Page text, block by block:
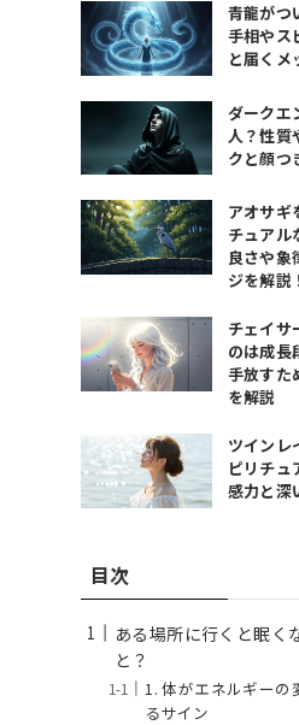
青龍がつ
手相やス
と届くメ
ダークエ
人？性質
クと顔つ
アオサギ
チュアル
良さや象
ジを解説！
チェイサ
のは成長
手放すた
を解説
ツインレ
ピリチュ
感力と深
目次
ある場所に行くと眠く
と？
1. 体がエネルギーの
るサイン